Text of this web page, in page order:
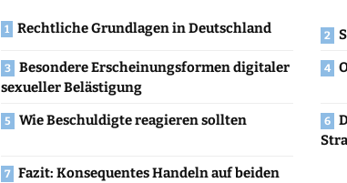
Rechtliche Grundlagen in Deutschland
Besondere Erscheinungsformen digitaler
sexueller Belästigung
Wie Beschuldigte reagieren sollten
Fazit: Konsequentes Handeln auf beiden